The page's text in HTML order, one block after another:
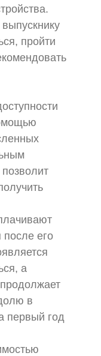
пройти
после его
а
в
первый год